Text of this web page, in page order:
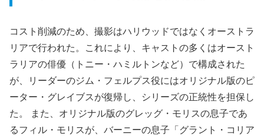
コスト削減のため、撮影はハリウッドではなくオーストラ
リアで行われた。これにより、キャストの多くはオースト
ラリアの俳優（トニー・ハミルトンなど）で構成された
が、リーダーのジム・フェルプス役にはオリジナル版のピ
ーター・グレイブスが復帰し、シリーズの正統性を担保し
た。 また、オリジナル版のグレッグ・モリスの息子であ
るフィル・モリスが、バーニーの息子「グラント・コリア